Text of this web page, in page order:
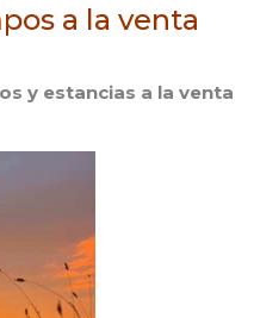
a la venta
y estancias a la venta